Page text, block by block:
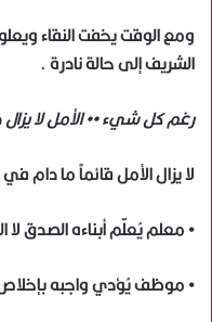
ومع الوقت يخفت النقاء
الشريف إلى حالة نادرة .
رغم كل شيء •• الأمل لا يزال
لا يزال الأمل قائماً ما دام
• معلم يُعلّم أبناءه الصدق لا
• موظف يُؤدي واجبه